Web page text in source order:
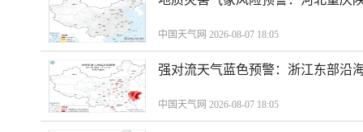
中国天气网 2026-08-07 18:05
强对流天气蓝色预警：浙江东部沿
中国天气网 2026-08-07 18:05